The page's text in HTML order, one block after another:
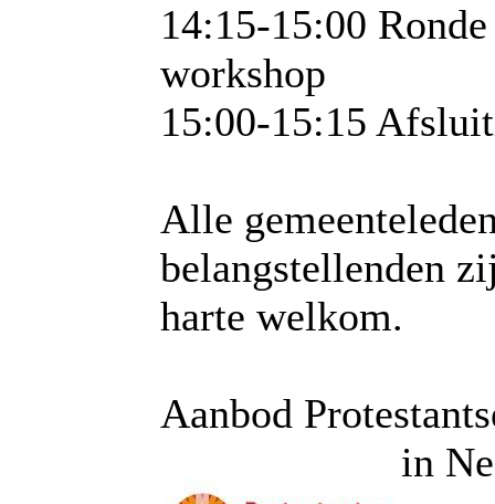
14:15-15:00
workshop
15:00-15:15
Alle
belangstellenden
harte welkom.
Aanbod
in